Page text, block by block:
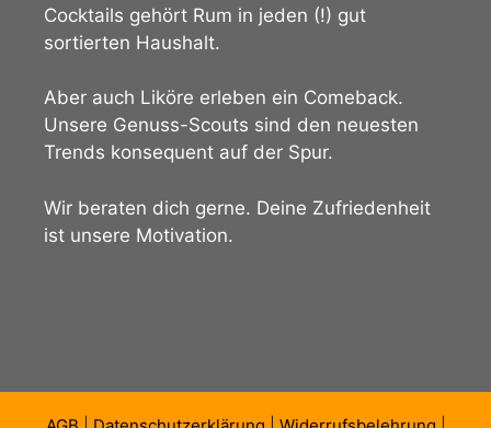
Cocktails gehört Rum in jeden (!) gut
sortierten Haushalt.
Aber auch Liköre erleben ein Comeback.
Unsere Genuss-Scouts sind den neuesten
Trends konsequent auf der Spur.
Wir beraten dich gerne. Deine Zufriedenheit
ist unsere Motivation.